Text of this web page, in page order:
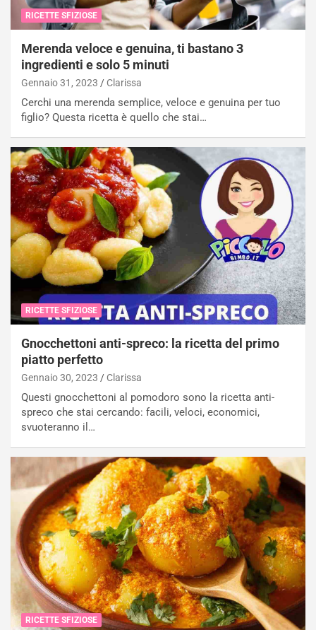
RICETTE SFIZIOSE
Merenda veloce e genuina, ti bastano 3
ingredienti e solo 5 minuti
Gennaio 31, 2023 Clarissa
Cerchi una merenda semplice, veloce e genuina per tuo
figlio? Questa ricetta è quello che stai…
RICETTE SFIZIOSE
Gnocchettoni anti-spreco: la ricetta del primo
piatto perfetto
Gennaio 30, 2023 Clarissa
Questi gnocchettoni al pomodoro sono la ricetta anti-
spreco che stai cercando: facili, veloci, economici,
svuoteranno il…
RICETTE SFIZIOSE